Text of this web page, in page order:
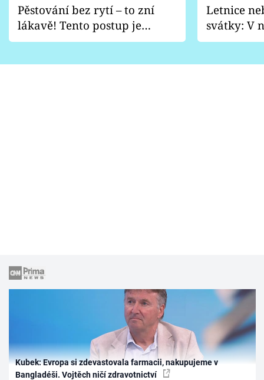
Pěstování bez rytí – to zní
lákavě! Tento postup je
vhodný jen pro některé
Letnice
svátky: V
pondělí
Kubek: Evropa si zdevastovala farmacii, nakupujeme v
Bangladéši. Vojtěch ničí zdravotnictví